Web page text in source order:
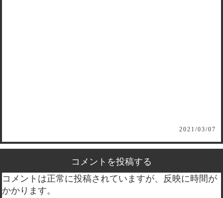
2021/03/07
コメントを投稿する
コメントは正常に投稿されていますが、反映に時間が
かかります。